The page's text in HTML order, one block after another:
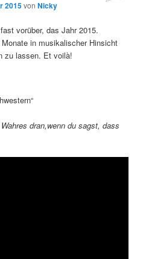
2015vonNicky
vorüber, das Jahr 2015.
in musikalischer Hinsicht
zu lassen. Et voilà!
dran,wenn du sagst, dass